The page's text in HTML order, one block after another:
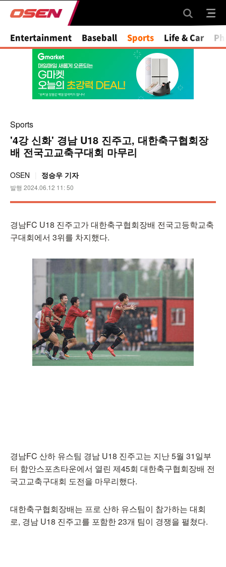
Mute
Entertainment Baseball Sports Life & Car
Sports
'4강 신화' 경남 U18 진주고, 대한축구협회장
배 전국고교축구대회 마무리
OSEN 정승우 기자
발행 2024.06.12 11: 50
경남FC U18 진주고가 대한축구협회장배 전국고등학교축
구대회에서 3위를 차지했다.
경남FC 산하 유스팀 경남 U18 진주고는 지난 5월 31일부
터 함안스포츠타운에서 열린 제45회 대한축구협회장배 전
국고교축구대회 도전을 마무리했다.
대한축구협회장배는 프로 산하 유스팀이 참가하는 대회
로, 경남 U18 진주고를 포함한 23개 팀이 경쟁을 펼쳤다.